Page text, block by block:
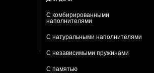
С комбирированными
наполнителями
С натуральными наполнителями
С независимыми пружинами
С памятью